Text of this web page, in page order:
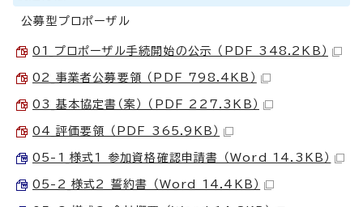
公募型プロポーザル
01_プロポーザル手続開始の公示 （PDF 348.2KB）
02_事業者公募要領 （PDF 798.4KB）
03_基本協定書（案） （PDF 227.3KB）
04_評価要領 （PDF 365.9KB）
05-1_様式1 参加資格確認申請書 （Word 14.3KB）
05-2_様式2 誓約書 （Word 14.4KB）